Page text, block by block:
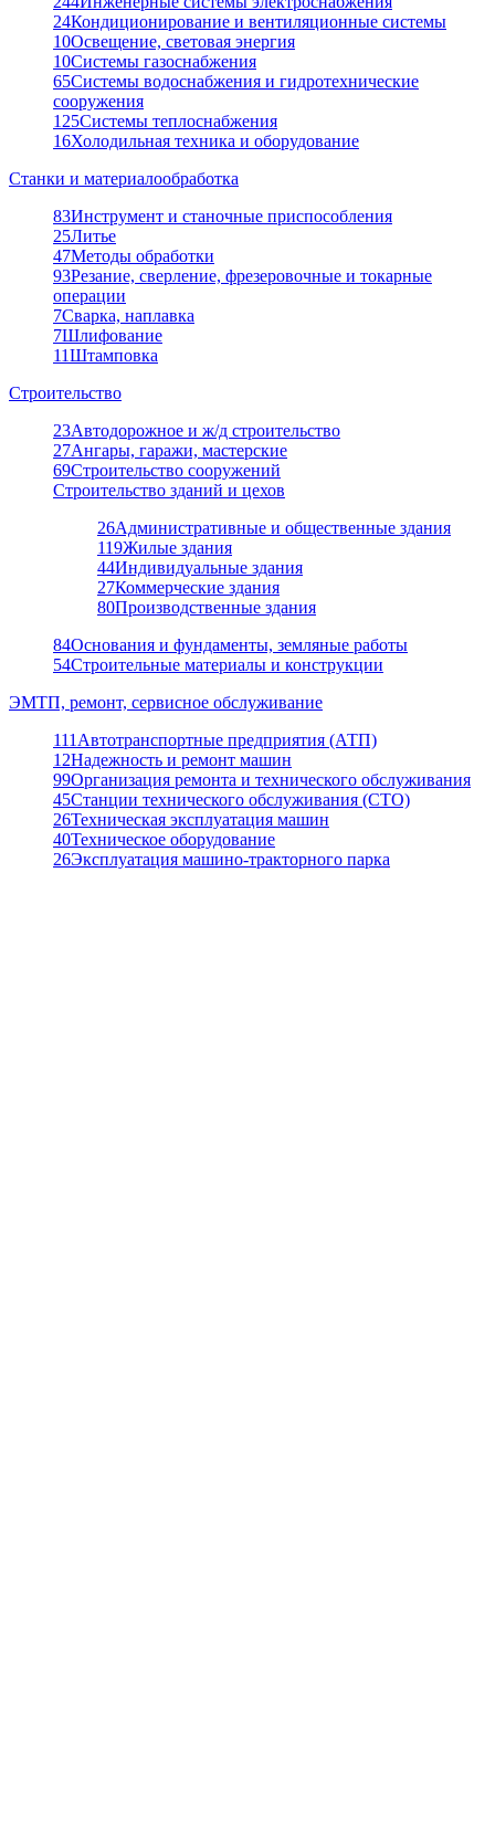
24Кондиционирование и вентиляционные системы
10Освещение, световая энергия
10Системы газоснабжения
65Системы водоснабжения и гидротехнические
сооружения
125Системы теплоснабжения
16Холодильная техника и оборудование
Станки и материалообработка
83Инструмент и станочные приспособления
25Литье
47Методы обработки
93Резание, сверление, фрезеровочные и токарные
операции
7Сварка, наплавка
7Шлифование
11Штамповка
Строительство
23Автодорожное и ж/д строительство
27Ангары, гаражи, мастерские
69Строительство сооружений
Строительство зданий и цехов
26Административные и общественные здания
119Жилые здания
44Индивидуальные здания
27Коммерческие здания
80Производственные здания
84Основания и фундаменты, земляные работы
54Строительные материалы и конструкции
ЭМТП, ремонт, сервисное обслуживание
111 Автотранспортные предприятия (АТП)
12Надежность и ремонт машин
99Организация ремонта и технического обслуживания
45Станции технического обслуживания (СТО)
26Техническая эксплуатация машин
40Техническое оборудование
26Эксплуатация машино-тракторного парка